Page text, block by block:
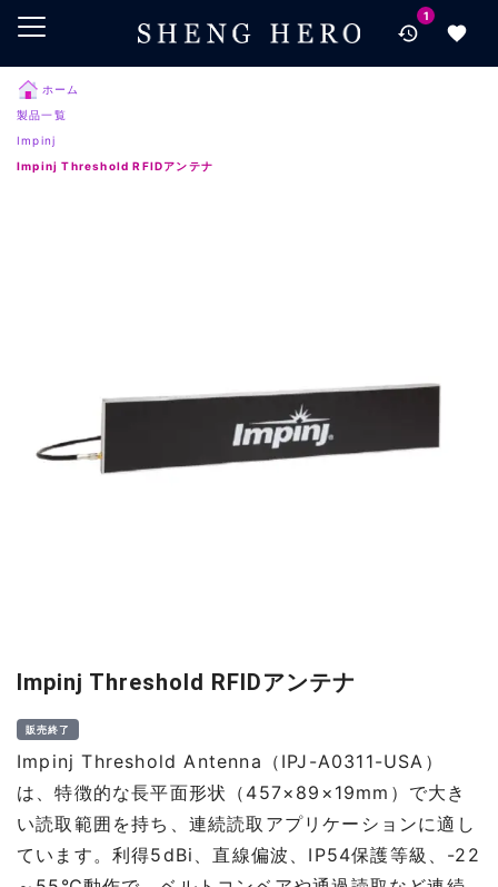
メインコンテンツにスキップ
検索にスキップ
フッターにスキップ
1
ホーム
製品一覧
Impinj
Impinj Threshold RFIDアンテナ
Impinj Threshold RFIDアンテナ
販売終了
Impinj Threshold Antenna（IPJ-A0311-USA）
は、特徴的な長平面形状（457×89×19mm）で大き
い読取範囲を持ち、連続読取アプリケーションに適し
ています。利得5dBi、直線偏波、IP54保護等級、-22